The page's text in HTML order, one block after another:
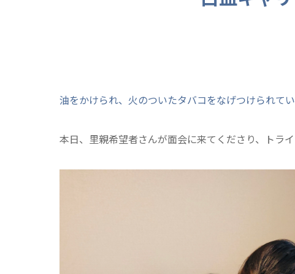
油をかけられ、火のついたタバコをなげつけられて
本日、里親希望者さんが面会に来てくださり、トラ